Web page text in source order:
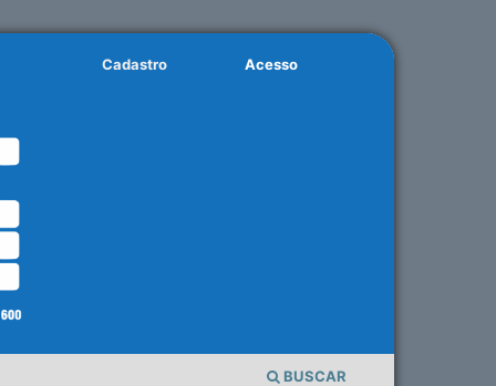
BUSCAR
Cadastro Acesso